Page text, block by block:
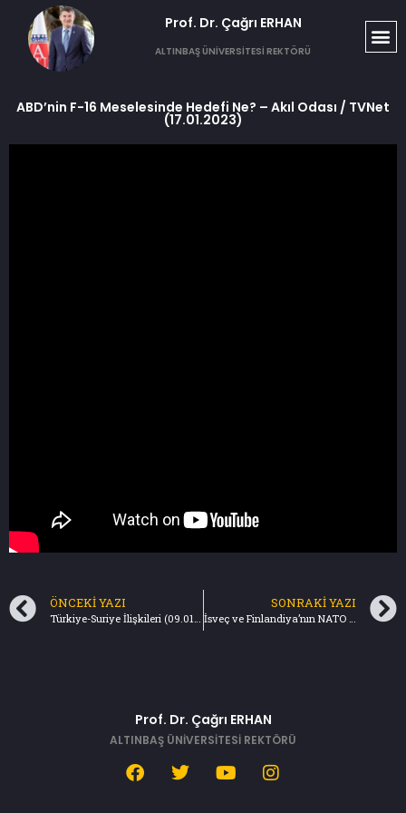
Prof. Dr. Çağrı ERHAN​
ALTINBAŞ ÜNİVERSİTESİ REKTÖRÜ
ABD’nin F-16 Meselesinde Hedefi Ne? – Akıl Odası / TVNet
(17.01.2023)
ÖNCEKI YAZI
Türkiye-Suriye İlişkileri (09.01.2023)
SONRAKI YAZI
İsveç ve Finlandiya’nın NATO Macerası (16.01.2023)
Prof. Dr. Çağrı ERHAN
ALTINBAŞ ÜNİVERSİTESİ REKTÖRÜ